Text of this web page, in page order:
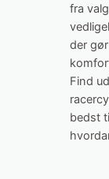
fra
der
Find
bedst